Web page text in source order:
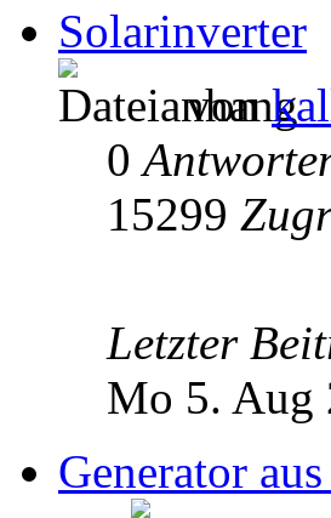
Solarinverter
von
0
15299
Letzter
Mo 5. Aug
Generator